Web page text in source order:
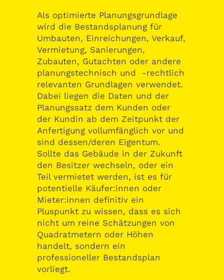
Als optimierte Planungsgrundlage
wird die Bestandsplanung für
Umbauten, Einreichungen, Verkauf,
Vermietung, Sanierungen,
Zubauten, Gutachten oder andere
planungstechnisch und -rechtlich
relevanten Grundlagen verwendet.
Dabei liegen die Daten und der
Planungssatz dem Kunden oder
der Kundin ab dem Zeitpunkt der
Anfertigung vollumfänglich vor und
sind dessen/deren Eigentum.
Sollte das Gebäude in der Zukunft
den Besitzer wechseln, oder ein
Teil vermietet werden, ist es für
potentielle Käufer:innen oder
Mieter:innen definitiv ein
Pluspunkt zu wissen, dass es sich
nicht um reine Schätzungen von
Quadratmetern oder Höhen
handelt, sondern ein
professioneller Bestandsplan
vorliegt.